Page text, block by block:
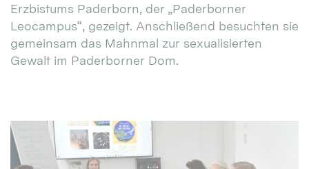
Erzbistums Paderborn, der „Paderborner
Leocampus“, gezeigt. Anschließend besuchten sie
gemeinsam das Mahnmal zur sexualisierten
Gewalt im Paderborner Dom.